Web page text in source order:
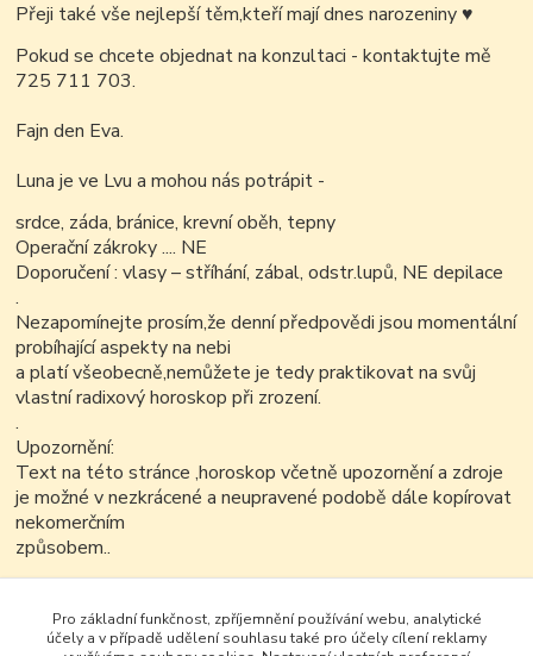
Přeji také vše nejlepší těm,kteří mají dnes narozeniny♥
Pokud se chcete objednat na konzultaci - kontaktujte mě
725 711 703.
Fajn den Eva.
Luna je ve Lvu a mohou nás potrápit -
srdce, záda, bránice, krevní oběh, tepny
Operační zákroky .... NE
Doporučení : vlasy – stříhání, zábal, odstr.lupů, NE depilace
.
Nezapomínejte prosím,že denní předpovědi jsou momentální
probíhající aspekty na nebi
a platí všeobecně,nemůžete je tedy praktikovat na svůj
vlastní radixový horoskop při zrození.
.
Upozornění:
Text na této stránce ,horoskop včetně upozornění a zdroje
je možné v nezkrácené a neupravené podobě dále kopírovat
nekomerčním
způsobem..
Pro základní funkčnost, zpříjemnění používání webu, analytické
účely a v případě udělení souhlasu také pro účely cílení reklamy